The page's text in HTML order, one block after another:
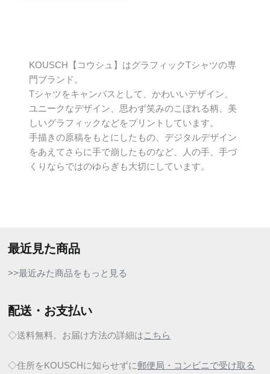
KOUSCH【コウシュ】はグラフィックTシャツの専
門ブランド。
Tシャツをキャンバスとして、かわいいデザイン、
ユニークなデザイン、思わず笑みのこぼれる柄、美
しいグラフィックなどをプリントしています。
手描きの原稿をもとにしたもの、デジタルデザイン
をあえてさらに手で崩したものなど、人の手、手づ
くりならではのゆらぎも大切にしています。
最近見た商品
>>最近みた商品をもっと見る
配送・お支払い
◇送料無料。お届け方法の詳細はこちら
◇住所をKOUSCHに知らせずに郵便局・コンビニで受け取る